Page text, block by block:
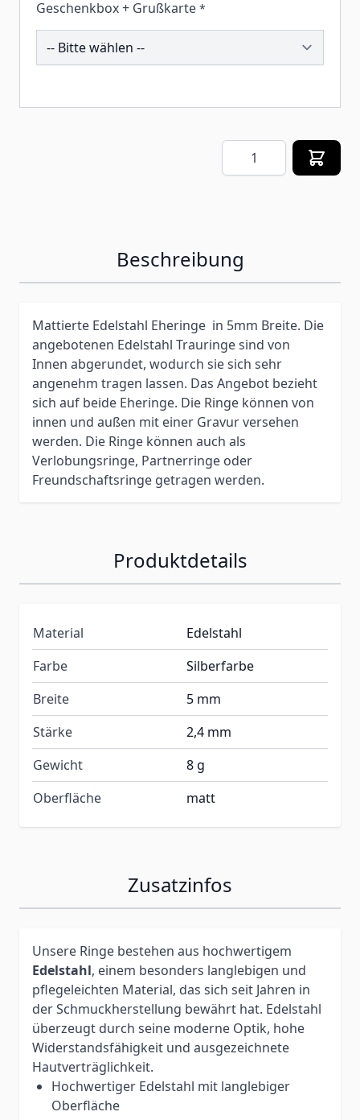
Geschenkbox + Grußkarte *
257578
Menge
Beschreibung
Mattierte Edelstahl Eheringe in 5mm Breite. Die
angebotenen Edelstahl Trauringe sind von
Innen abgerundet, wodurch sie sich sehr
angenehm tragen lassen. Das Angebot bezieht
sich auf beide Eheringe. Die Ringe können von
innen und außen mit einer Gravur versehen
werden. Die Ringe können auch als
Verlobungsringe, Partnerringe oder
Freundschaftsringe getragen werden.
Produktdetails
Material
Edelstahl
Farbe
Silberfarbe
Breite
5 mm
Stärke
2,4 mm
Gewicht
8 g
Oberfläche
matt
Zusatzinfos
Unsere Ringe bestehen aus hochwertigem
Edelstahl, einem besonders langlebigen und
pflegeleichten Material, das sich seit Jahren in
der Schmuckherstellung bewährt hat. Edelstahl
überzeugt durch seine moderne Optik, hohe
Widerstandsfähigkeit und ausgezeichnete
Hautverträglichkeit.
Hochwertiger Edelstahl mit langlebiger
Oberfläche